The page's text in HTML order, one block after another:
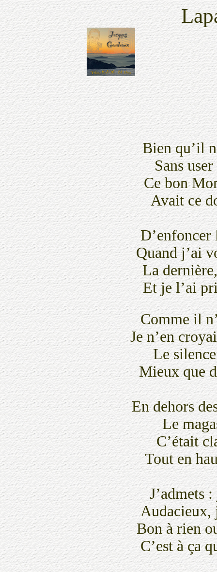
Bien qu’il ne
Sans user
Ce bon
Avait ce
D’enfoncer
Quand j’ai
La dernière,
Et je l’ai
Comme il
Je n’en
Le
Mieux que
En dehors
Le
C’était
Tout en
J’admets
Audacieux,
Bon à rien
C’est à ça